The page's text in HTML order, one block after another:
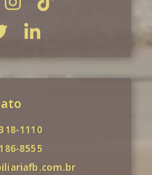
1110
8555